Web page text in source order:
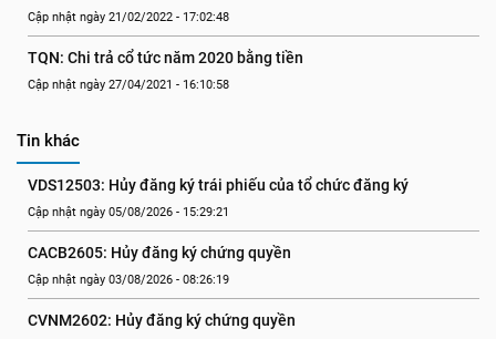
Cập nhật ngày 21/02/2022 - 17:02:48
TQN: Chi trả cổ tức năm 2020 bằng tiền
Cập nhật ngày 27/04/2021 - 16:10:58
Tin khác
VDS12503: Hủy đăng ký trái phiếu của tổ chức đăng ký
Cập nhật ngày 05/08/2026 - 15:29:21
CACB2605: Hủy đăng ký chứng quyền
Cập nhật ngày 03/08/2026 - 08:26:19
CVNM2602: Hủy đăng ký chứng quyền